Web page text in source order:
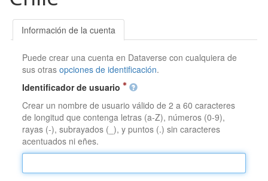
Información de la cuenta
Puede crear una cuenta en Dataverse con cualquiera de
sus otrasopciones de identificación.
Identificador de usuario
Crear un nombre de usuario válido de 2 a 60 caracteres
de longitud que contenga letras (a-Z), números (0-9),
rayas (-), subrayados (_), y puntos (.) sin caracteres
acentuados ni eñes.